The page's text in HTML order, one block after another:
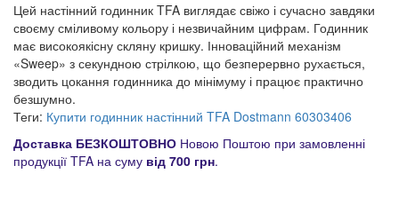
Цей настінний годинник TFA виглядає свіжо і сучасно завдяки
своєму сміливому кольору і незвичайним цифрам. Годинник
має високоякісну скляну кришку. Інноваційний механізм
«Sweep» з секундною стрілкою, що безперервно рухається,
зводить цокання годинника до мінімуму і працює практично
безшумно.
Теги: Купити годинник настінний TFA Dostmann 60303406
Доставка БЕЗКОШТОВНО Новою Поштою при замовленні
продукції TFA на суму від 700 грн.